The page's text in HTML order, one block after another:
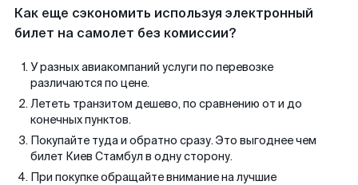
Как еще сэкономить используя электронный
билет на самолет без комиссии?
У разных авиакомпаний услуги по перевозке
различаются по цене.
Лететь транзитом дешево, по сравнению от и до
конечных пунктов.
Покупайте туда и обратно сразу. Это выгоднее чем
билет Киев Стамбул в одну сторону.
При покупке обращайте внимание на лучшие